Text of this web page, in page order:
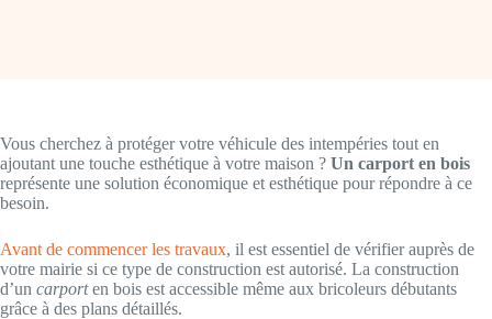
Vous cherchez à protéger votre véhicule des intempéries tout en
ajoutant une touche esthétique à votre maison ? Un carport en bois
représente une solution économique et esthétique pour répondre à ce
besoin.
Avant de commencer les travaux, il est essentiel de vérifier auprès de
votre mairie si ce type de construction est autorisé. La construction
d’un carporten bois est accessible même aux bricoleurs débutants
grâce à des plans détaillés.